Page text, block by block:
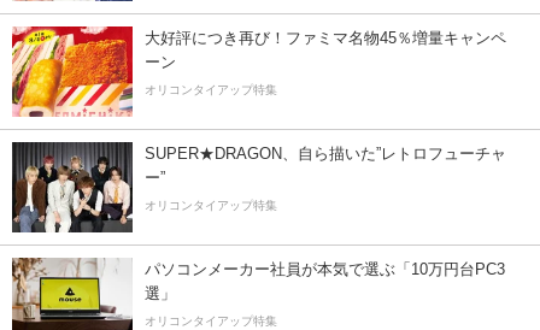
大好評につき再び！ファミマ名物45％増量キャンペ
ーン
オリコンタイアップ特集
SUPER★DRAGON、自ら描いた”レトロフューチャ
ー”
オリコンタイアップ特集
パソコンメーカー社員が本気で選ぶ「10万円台PC3
選」
オリコンタイアップ特集